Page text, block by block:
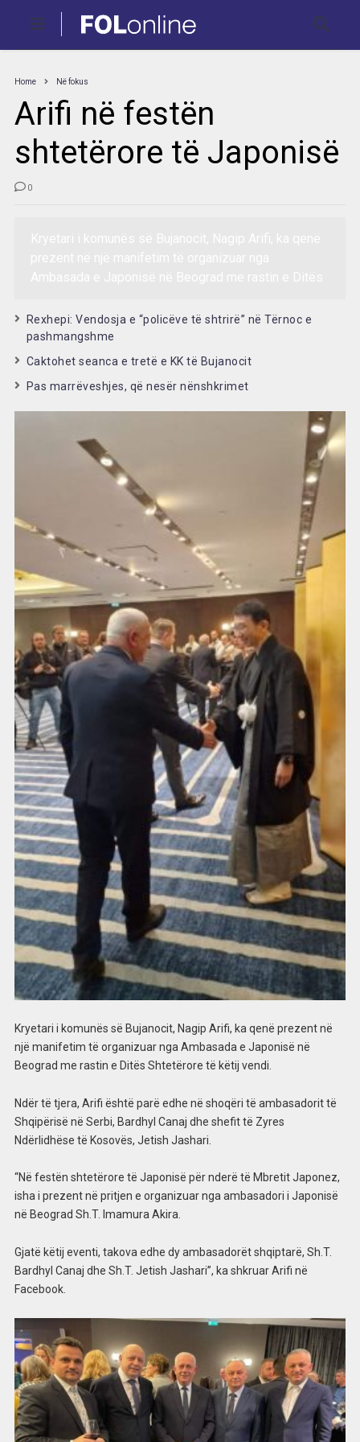
Home Në fokus
Arifi në festën
shtetërore të Japonisë
0
Rexhepi: Vendosja e “policëve të shtrirë” në Tërnoc e
pashmangshme
Caktohet seanca e tretë e KK të Bujanocit
Pas marrëveshjes, që nesër nënshkrimet
Kryetari i komunës së Bujanocit, Nagip Arifi, ka qenë prezent në
një manifetim të organizuar nga Ambasada e Japonisë në
Beograd me rastin e Ditës Shtetërore të këtij vendi.
Ndër të tjera, Arifi është parë edhe në shoqëri të ambasadorit të
Shqipërisë në Serbi, Bardhyl Canaj dhe shefit të Zyres
Ndërlidhëse të Kosovës, Jetish Jashari.
“Në festën shtetërore të Japonisë për nderë të Mbretit Japonez,
isha i prezent në pritjen e organizuar nga ambasadori i Japonisë
në Beograd Sh.T. Imamura Akira.
Gjatë këtij eventi, takova edhe dy ambasadorët shqiptarë, Sh.T.
Bardhyl Canaj dhe Sh.T. Jetish Jashari”, ka shkruar Arifi në
Facebook.